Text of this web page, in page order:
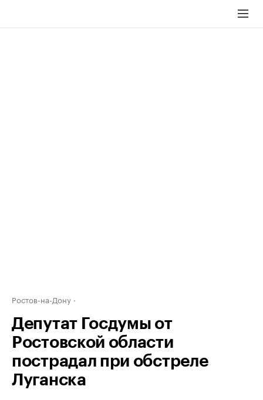
Ростов-на-Дону
Депутат Госдумы от
Ростовской области
пострадал при обстреле
Луганска